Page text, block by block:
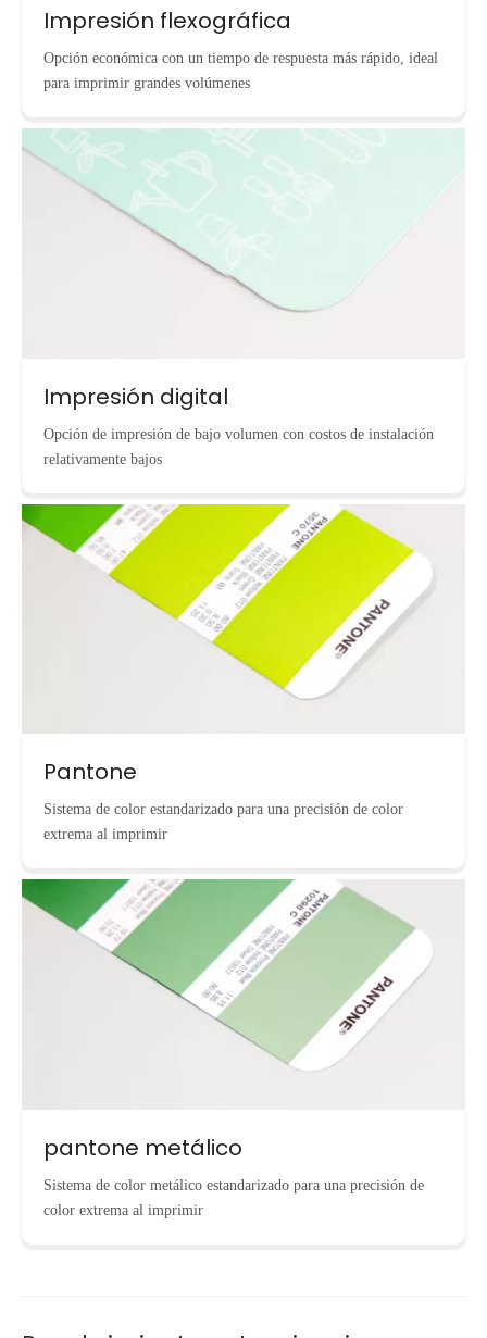
Impresión flexográfica
Opción económica con un tiempo de respuesta más rápido, ideal
para imprimir grandes volúmenes
Impresión digital
Opción de impresión de bajo volumen con costos de instalación
relativamente bajos
Pantone
Sistema de color estandarizado para una precisión de color
extrema al imprimir
pantone metálico
Sistema de color metálico estandarizado para una precisión de
color extrema al imprimir